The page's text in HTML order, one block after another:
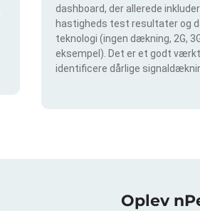
dashboard, der allerede
hastigheds test resultater og
teknologi (ingen dækning, 2G,
eksempel). Det er et godt
identificere dårlige
Oplev